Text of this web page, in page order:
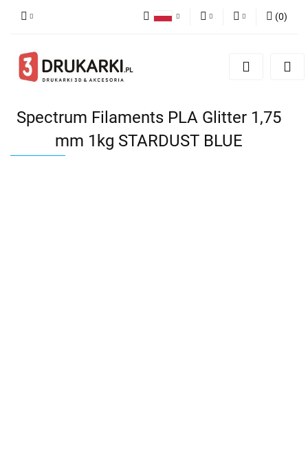
English
Zarejestruj się
(0)
Spectrum Filaments PLA Glitter 1,75
mm 1kg STARDUST BLUE